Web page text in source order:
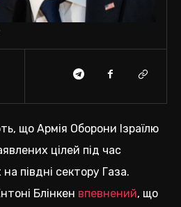
що Армія Оборони Ізраїлю
цілей під час
на півдні сектору Газа.
Блінкен впевнений, що